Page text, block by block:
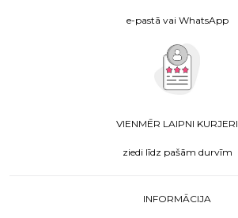
e-pastā vai WhatsApp
VIENMĒR LAIPNI KURJERI
ziedi līdz pašām durvīm
INFORMĀCIJA